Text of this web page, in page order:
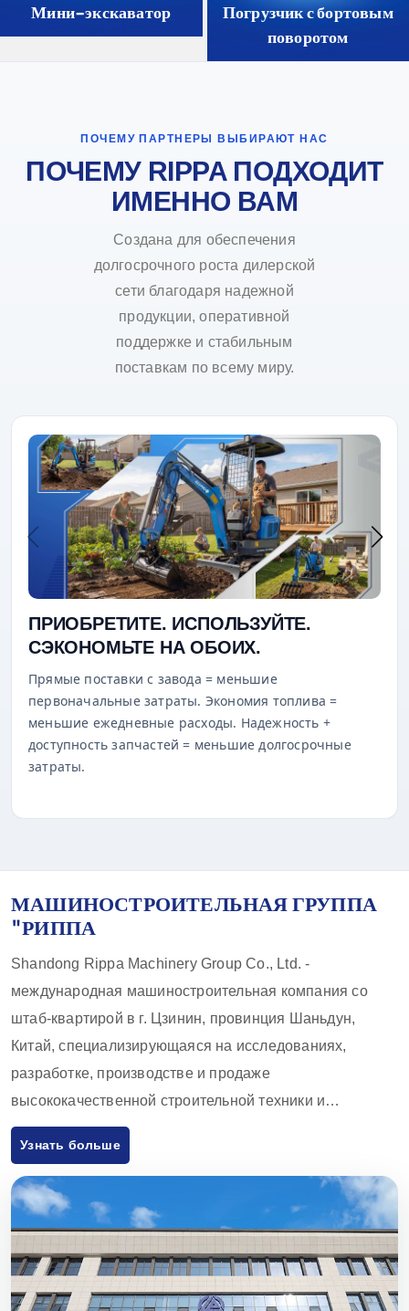
Мини-экскаватор
Погрузчик с бортовым
поворотом
ПОЧЕМУ ПАРТНЕРЫ ВЫБИРАЮТ НАС
ПОЧЕМУ RIPPA ПОДХОДИТ
ИМЕННО ВАМ
Создана для обеспечения
долгосрочного роста дилерской
сети благодаря надежной
продукции, оперативной
поддержке и стабильным
поставкам по всему миру.
ПРИОБРЕТИТЕ. ИСПОЛЬЗУЙТЕ.
СЭКОНОМЬТЕ НА ОБОИХ.
Прямые поставки с завода = меньшие
первоначальные затраты. Экономия топлива =
меньшие ежедневные расходы. Надежность +
доступность запчастей = меньшие долгосрочные
затраты.
МАШИНОСТРОИТЕЛЬНАЯ ГРУППА
"РИППА
Shandong Rippa Machinery Group Co., Ltd. -
международная машиностроительная компания со
штаб-квартирой в г. Цзинин, провинция Шаньдун,
Китай, специализирующаяся на исследованиях,
разработке, производстве и продаже
высококачественной строительной техники и
оборудования. Продукция компании включает в себя
погрузчики с бортовым поворотом и аксессуары к ним,
которые широко используются в сельском хозяйстве,
строительстве, горнодобывающей промышленности и
других отраслях. Благодаря инновационным
разработкам и строгому контролю качества,
Узнать больше